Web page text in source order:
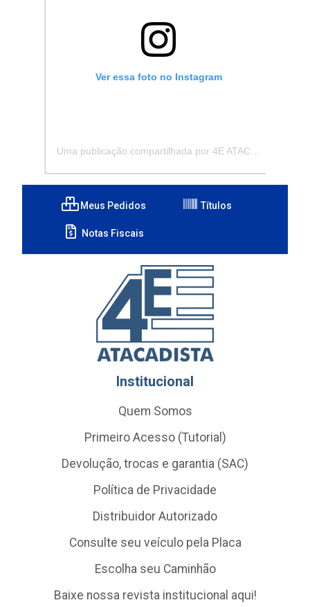
Ver essa foto no Instagram
Meus Pedidos Títulos
Notas Fiscais
Institucional
Quem Somos
Primeiro Acesso (Tutorial)
Devolução, trocas e garantia (SAC)
Política de Privacidade
Distribuidor Autorizado
Consulte seu veículo pela Placa
Escolha seu Caminhão
Baixe nossa revista institucional aqui!